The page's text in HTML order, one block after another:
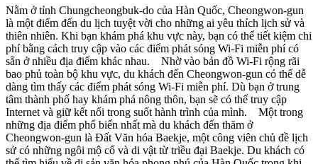
Nằm ở tỉnh Chungcheongbuk-do của Hàn Quốc, Cheongwon-gun
là một điểm đến du lịch tuyệt vời cho những ai yêu thích lịch sử và
thiên nhiên. Khi bạn khám phá khu vực này, bạn có thể tiết kiệm chi
phí bằng cách truy cập vào các điểm phát sóng Wi-Fi miễn phí có
sẵn ở nhiều địa điểm khác nhau. Nhờ vào bản đồ Wi-Fi rộng rãi
bao phủ toàn bộ khu vực, du khách đến Cheongwon-gun có thể dễ
dàng tìm thấy các điểm phát sóng Wi-Fi miễn phí. Dù bạn ở trung
tâm thành phố hay khám phá nông thôn, bạn sẽ có thể truy cập
Internet và giữ kết nối trong suốt hành trình của mình. Một trong
những địa điểm phổ biến nhất mà du khách đến thăm ở
Cheongwon-gun là Đất Văn hóa Baekje, một công viên chủ đề lịch
sử có những ngôi mộ cổ và di vật từ triều đại Baekje. Du khách có